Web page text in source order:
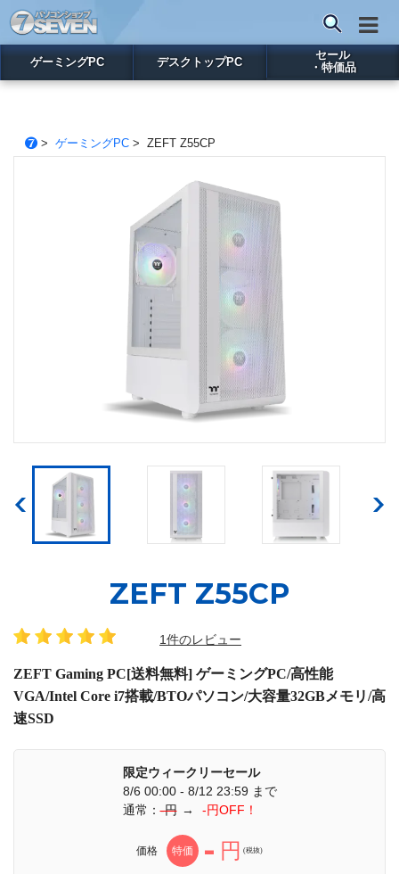
ゲーミングPC デスクトップPC
セール
・特価品
> ゲーミングPC> ZEFT Z55CP
ZEFT Z55CP
1件のレビュー
ZEFT Gaming PC[送料無料] ゲーミングPC/高性能
VGA/Intel Core i7搭載/BTOパソコン/大容量32GBメモリ/高
速SSD
限定ウィークリーセール
8/6 00:00 - 8/12 23:59 まで
通常：-円 → -円OFF！
価格 特価 - 円 (税抜)